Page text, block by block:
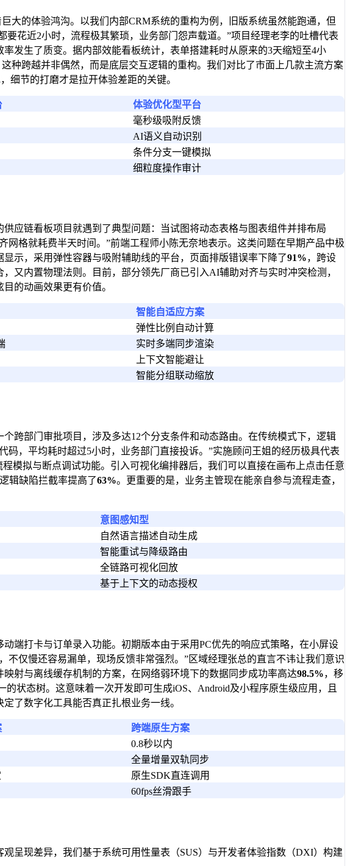
大的体验鸿沟。以我们内部CRM系统的重构为例，旧版系统虽然能跑通，但
要花近2小时，流程极其繁琐，业务部门怨声载道。”项目经理老李的吐槽代表
发生了质变。据内部效能看板统计，表单搭建耗时从原来的3天缩短至4小
种跨越并非偶然，而是底层交互逻辑的重构。我们对比了市面上几款主流方案
细节的打磨才是拉开体验差距的关键。
体验优化型平台
毫秒级吸附反馈
AI语义自动识别
条件分支一键模拟
细粒度操作审计
应链看板项目就遇到了典型问题：当试图将动态表格与图表组件并排布局
格就耗费半天时间。”前端工程师小陈无奈地表示。这类问题在早期产品中极
示，采用弹性容器与吸附辅助线的平台，页面排版错误率下降了91%，跨设
又内置物理法则。目前，部分领先厂商已引入AI辅助对齐与实时冲突检测，
的动画效果更有价值。
智能自适应方案
弹性比例自动计算
实时多端同步渲染
上下文智能避让
智能分组联动缩放
跨部门审批项目，涉及多达12个分支条件和动态路由。在传统模式下，逻辑
，平均耗时超过5小时，业务部门直接投诉。”实施顾问王姐的经历极具代表
模拟与断点调试功能。引入可视化编排器后，我们可以直接在画布上点击任意
辑缺陷拦截率提高了63%。更重要的是，业务主管现在能亲自参与流程走查，
意图感知型
自然语言描述自动生成
智能重试与降级路由
全链路可视化回放
基于上下文的动态授权
端打卡与订单录入功能。初期版本由于采用PC优先的响应式策略，在小屏设
仅慢还容易漏单，现场反馈非常强烈。”区域经理张总的直言不讳让我们意识
射与离线缓存机制的方案，在网络弱环境下的数据同步成功率高达98.5%，移
状态树。这意味着一次开发即可生成iOS、Android及小程序原生级应用，且
了数字化工具能否真正扎根业务一线。
跨端原生方案
0.8秒以内
全量增量双轨同步
原生SDK直连调用
60fps丝滑跟手
呈现差异，我们基于系统可用性量表（SUS）与开发者体验指数（DXI）构建